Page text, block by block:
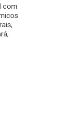
com